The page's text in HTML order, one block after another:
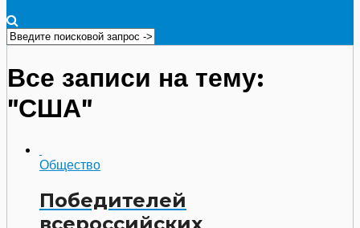
Все записи на тему:
"США"
Общество
Победителей
всероссийских